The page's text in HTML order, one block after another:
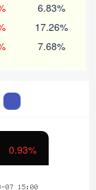
6.83%
17.26%
7.68%
0.93%